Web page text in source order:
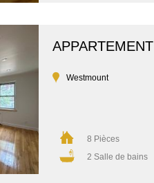
APPARTEMENT
Westmount
8 Pièces
2 Salle de bains